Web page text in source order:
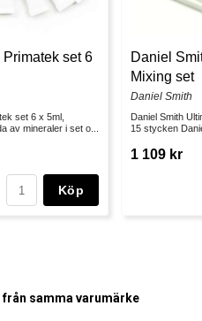
set 6
set 6 x 5ml,
av mineraler i set o...
Köp
Daniel
Mixing set
Daniel Smith
Daniel Smith
15 stycken
1 109 kr
samma varumärke